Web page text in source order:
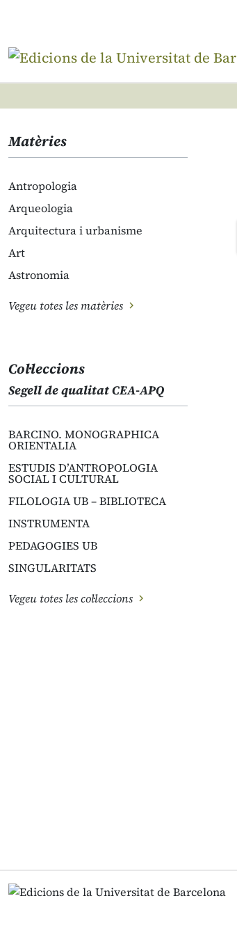
Matèries
Antropologia
Arqueologia
Arquitectura i urbanisme
Art
Astronomia
Vegeu totes les matèries
Col·leccions
Segell de qualitat CEA-APQ
BARCINO. MONOGRAPHICA
ORIENTALIA
ESTUDIS D’ANTROPOLOGIA
SOCIAL I CULTURAL
FILOLOGIA UB – BIBLIOTECA
INSTRUMENTA
PEDAGOGIES UB
SINGULARITATS
Vegeu totes les col·leccions